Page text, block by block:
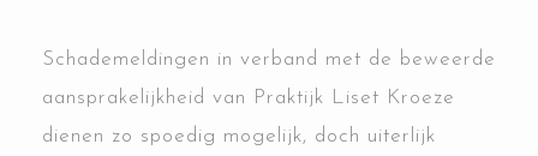
Schademeldingen in verband met de beweerde
aansprakelijkheid van Praktijk Liset Kroeze
dienen zo spoedig mogelijk, doch uiterlijk